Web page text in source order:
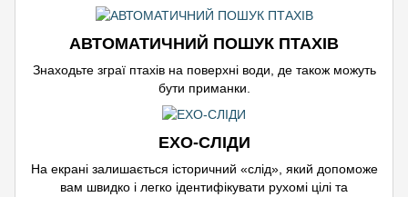
АВТОМАТИЧНИЙ ПОШУК ПТАХІВ
Знаходьте зграї птахів на поверхні води, де також можуть
бути приманки.
ЕХО-СЛІДИ
На екрані залишається історичний «слід», який допоможе
вам швидко і легко ідентифікувати рухомі цілі та